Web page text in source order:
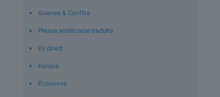
Guerres & Conflits
Presse américaine traduite
En direct
Europe
Économie